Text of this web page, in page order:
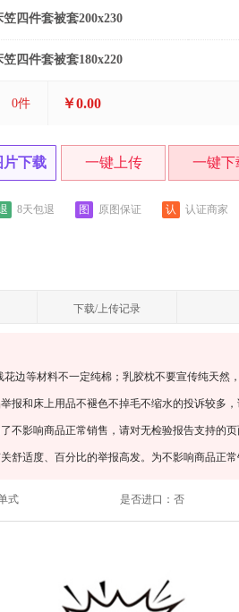
笠四件套被套200x230
笠四件套被套180x220
0件 ￥0.00
片下载 一键上传 一键下
8天包退 图 原图保证 认 认证商家
下载/上传记录
边等材料不一定纯棉；乳胶枕不要宣传纯天然
报和床上用品不褪色不掉毛不缩水的投诉较多，
不影响商品正常销售，请对无检验报告支持的页
舒适度、百分比的举报高发。为不影响商品正
式 是否进口： 否